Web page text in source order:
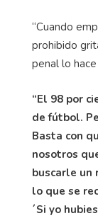
“Cuando
prohibido
penal lo hace
“El 98 por
de fútbol.
Basta con
nosotros
buscarle un
lo que se
´Si yo